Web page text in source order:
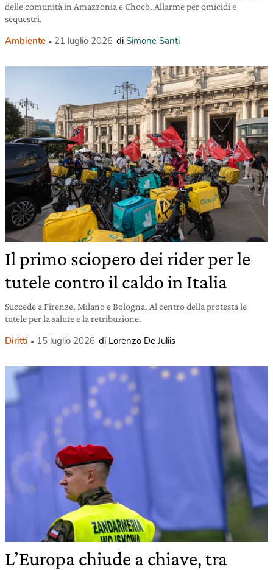
delle comunità in Amazzonia e Chocò. Allarme per omicidi e
sequestri.
Ambiente 21 luglio 2026 di Simone Santi
Il primo sciopero dei rider per le
tutele contro il caldo in Italia
Succede a Firenze, Milano e Bologna. Al centro della protesta le
tutele per la salute e la retribuzione.
Diritti 15 luglio 2026 di Lorenzo De Juliis
L’Europa chiude a chiave, tra